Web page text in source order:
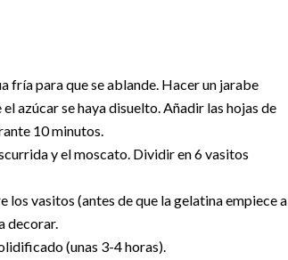
fría para que se ablande. Hacer un jarabe
azúcar se haya disuelto. Añadir las hojas de
10 minutos.
y el moscato. Dividir en 6 vasitos
vasitos (antes de que la gelatina empiece a
decorar.
(unas 3-4 horas).